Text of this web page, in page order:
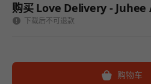
购买 Love Delivery -
下载后不可退款
购物车